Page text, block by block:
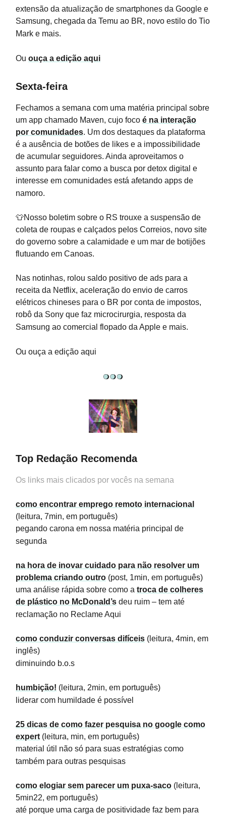
extensão da atualização de smartphones da Google e
Samsung, chegada da Temu ao BR, novo estilo do Tio
Mark e mais.
Ou ouça a edição aqui
Sexta-feira
Fechamos a semana com uma matéria principal sobre
um app chamado Maven, cujo foco é na interação
por comunidades. Um dos destaques da plataforma
é a ausência de botões de likes e a impossibilidade
de acumular seguidores. Ainda aproveitamos o
assunto para falar como a busca por detox digital e
interesse em comunidades está afetando apps de
namoro.
👕Nosso boletim sobre o RS trouxe a suspensão de
coleta de roupas e calçados pelos Correios, novo site
do governo sobre a calamidade e um mar de botijões
flutuando em Canoas.
Nas notinhas, rolou saldo positivo de ads para a
receita da Netflix, aceleração do envio de carros
elétricos chineses para o BR por conta de impostos,
robô da Sony que faz microcirurgia, resposta da
Samsung ao comercial flopado da Apple e mais.
Ou ouça a edição aqui
Top Redação Recomenda
Os links mais clicados por vocês na semana
como encontrar emprego remoto internacional
(leitura, 7min, em português)
pegando carona em nossa matéria principal de
segunda
na hora de inovar cuidado para não resolver um
problema criando outro (post, 1min, em português)
uma análise rápida sobre como a troca de colheres
de plástico no McDonald’s deu ruim – tem até
reclamação no Reclame Aqui
como conduzir conversas difíceis (leitura, 4min, em
inglês)
diminuindo b.o.s
humbição! (leitura, 2min, em português)
liderar com humildade é possível
25 dicas de como fazer pesquisa no google como
expert (leitura, min, em português)
material útil não só para suas estratégias como
também para outras pesquisas
como elogiar sem parecer um puxa-saco (leitura,
5min22, em português)
até porque uma carga de positividade faz bem para